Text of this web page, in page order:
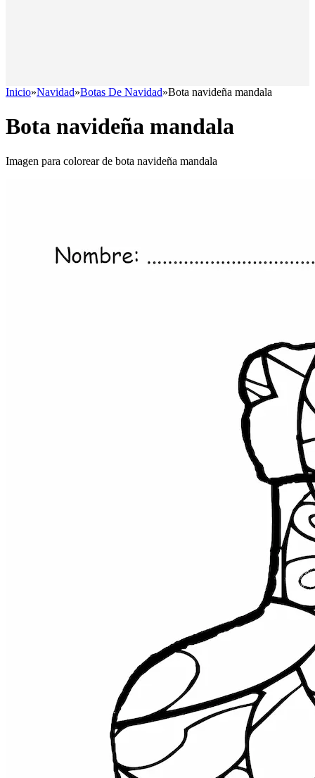
Inicio»Navidad»Botas De Navidad»Bota navideña mandala
Bota navideña mandala
Imagen para colorear de bota navideña mandala